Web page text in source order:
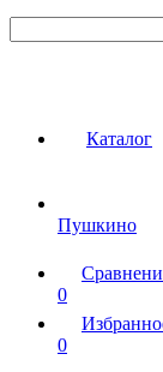
Каталог
Пушкино
0
0